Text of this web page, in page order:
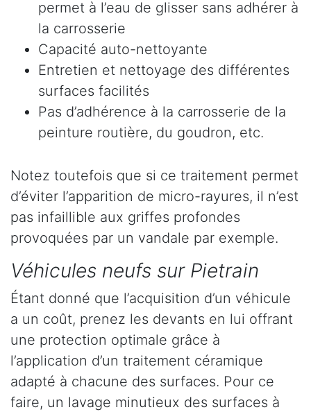
permet à l’eau de glisser sans adhérer à
la carrosserie
Capacité auto-nettoyante
Entretien et nettoyage des différentes
surfaces facilités
Pas d’adhérence à la carrosserie de la
peinture routière, du goudron, etc.
Notez toutefois que si ce traitement permet
d’éviter l’apparition de micro-rayures, il n’est
pas infaillible aux griffes profondes
provoquées par un vandale par exemple.
Véhicules neufs sur Pietrain
Étant donné que l’acquisition d’un véhicule
a un coût, prenez les devants en lui offrant
une protection optimale grâce à
l’application d’un traitement céramique
adapté à chacune des surfaces. Pour ce
faire, un lavage minutieux des surfaces à